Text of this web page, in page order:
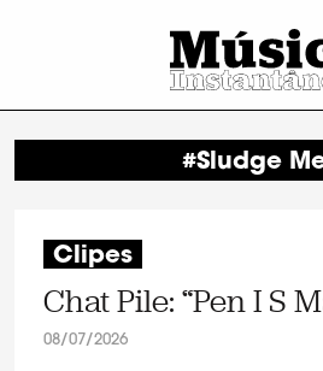
#Sludge
Clipes
Chat Pile: “Pen I S
08/07/2026